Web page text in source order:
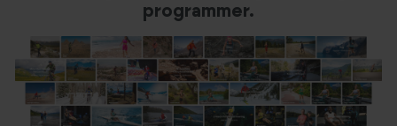
programmer.